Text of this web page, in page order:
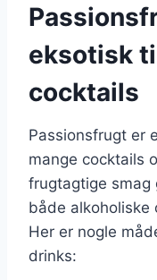
eksotisk
cocktails
Passionsfrugt er
mange cocktails
frugtagtige smag
både alkoholiske
Her er nogle
drinks: